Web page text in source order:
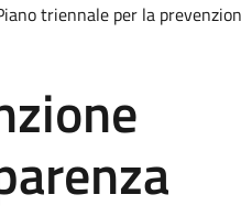
triennale per la